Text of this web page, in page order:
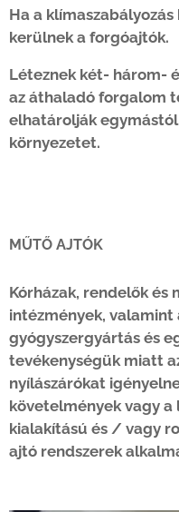
Ha a
kerülnek a forgóajtók.
Léteznek két- három-
az áthaladó forgalom
elhatárolják egymástól
környezetet.
MŰTŐ AJTÓK
Kórházak, rendelők és
intézmények, valamint
gyógyszergyártás és
tevékenységük miatt
nyílászárókat
követelmények vagy a
kialakítású és / vagy
ajtó rendszerek